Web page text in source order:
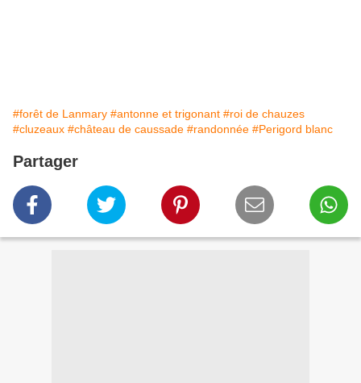
#forêt de Lanmary #antonne et trigonant #roi de chauzes
#cluzeaux #château de caussade #randonnée #Perigord blanc
Partager